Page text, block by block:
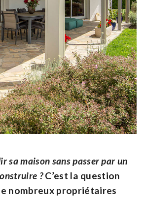
sa maison sans passer par un
?C’est la question
nombreux propriétaires